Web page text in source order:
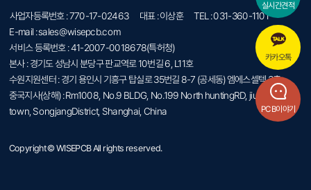
실시간견적
카카오톡
PCB이야기
사업자등록번호 : 770-17-02463 대표 : 이상훈
TEL : 031-360-1101
E-mail : sales@wisepcb.com
서비스 등록번호 : 41-2007-0018678(특허청)
본사 : 경기도 성남시 분당구 판교역로 10번길 6, L11호
수원지원센터 : 경기 용인시 기흥구 탑실로 35번길 8-7 (공세동) 엠에스셀텍 3층
중국지사(상해) : Rm1008, No.9 BLDG, No.199 North huntingRD, jiuting
town, SongjangDistrict, Shanghai, China
Copyright © WISEPCB All rights reserved.